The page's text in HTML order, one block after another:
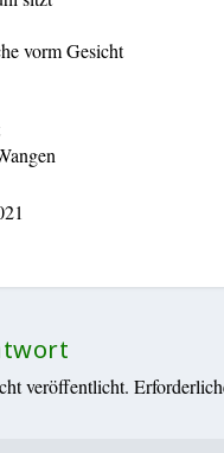
vorm Gesicht
veröffentlicht.